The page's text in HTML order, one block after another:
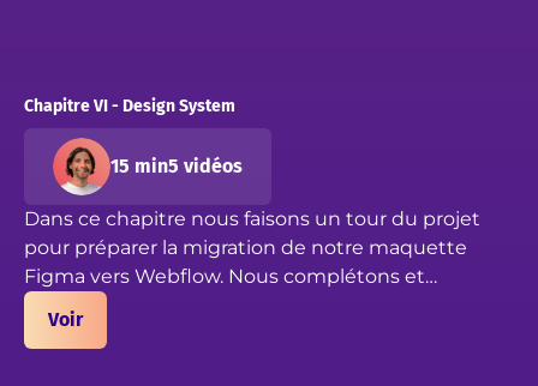
Chapitre VI - Design System
15 min5 vidéos
Dans ce chapitre nous faisons un tour du projet
pour préparer la migration de notre maquette
Figma vers Webflow. Nous complétons et
optimisons le design system de notre fichier, en
nous assurant que chaque élément est à jour pour
Voir